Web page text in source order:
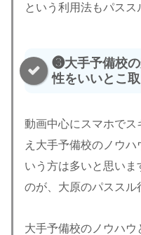
という利用法もパスス
❸大手予備校
性をいいとこ
動画中心にスマホでス
え大手予備校のノウ
いう方は多いと思い
のが、大原のパススル
大手予備校のノウハ